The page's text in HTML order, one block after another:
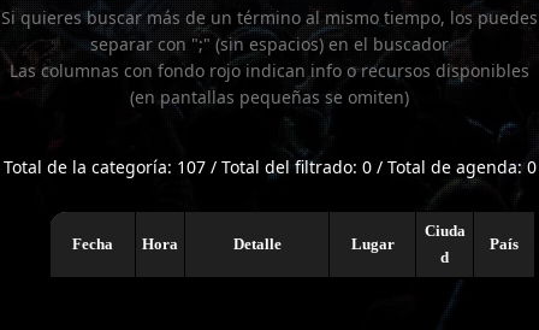
Si quieres buscar más de un término al mismo tiempo, los puedes
separar con ";" (sin espacios) en el buscador
Las columnas con fondo rojo indican info o recursos disponibles
(en pantallas pequeñas se omiten)
Total de la categoría: 107 / Total del filtrado: 0 / Total de agenda: 0
Fecha Hora Detalle Lugar
Ciuda
d
País